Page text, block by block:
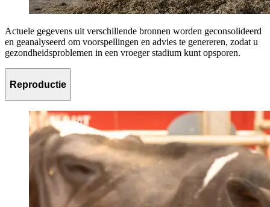
Actuele gegevens uit verschillende bronnen worden geconsolideerd
en geanalyseerd om voorspellingen en advies te genereren, zodat u
gezondheidsproblemen in een vroeger stadium kunt opsporen.
Reproductie